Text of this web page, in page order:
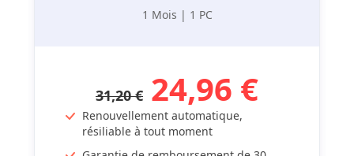
1 Mois | 1 PC
31,20 € 24,96 €
Renouvellement automatique,
résiliable à tout moment